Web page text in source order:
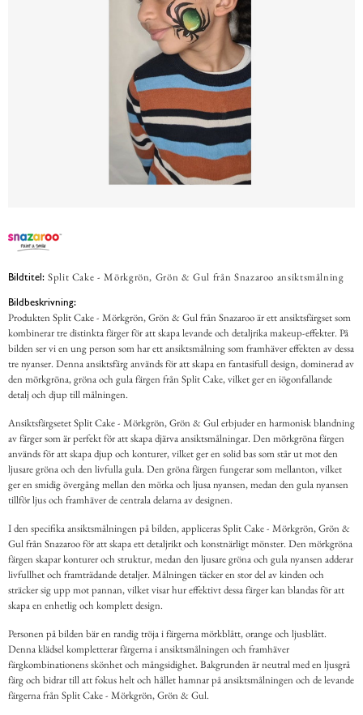
Bildtitel: Split Cake - Mörkgrön, Grön & Gul från Snazaroo ansiktsmålning
Bildbeskrivning:
Produkten Split Cake - Mörkgrön, Grön & Gul från Snazaroo är ett ansiktsfärgset som
kombinerar tre distinkta färger för att skapa levande och detaljrika makeup-effekter. På
bilden ser vi en ung person som har ett ansiktsmålning som framhäver effekten av dessa
tre nyanser. Denna ansiktsfärg används för att skapa en fantasifull design, dominerad av
den mörkgröna, gröna och gula färgen från Split Cake, vilket ger en iögonfallande
detalj och djup till målningen.
Ansiktsfärgsetet Split Cake - Mörkgrön, Grön & Gul erbjuder en harmonisk blandning
av färger som är perfekt för att skapa djärva ansiktsmålningar. Den mörkgröna färgen
används för att skapa djup och konturer, vilket ger en solid bas som står ut mot den
ljusare gröna och den livfulla gula. Den gröna färgen fungerar som mellanton, vilket
ger en smidig övergång mellan den mörka och ljusa nyansen, medan den gula nyansen
tillför ljus och framhäver de centrala delarna av designen.
I den specifika ansiktsmålningen på bilden, appliceras Split Cake - Mörkgrön, Grön &
Gul från Snazaroo för att skapa ett detaljrikt och konstnärligt mönster. Den mörkgröna
färgen skapar konturer och struktur, medan den ljusare gröna och gula nyansen adderar
livfullhet och framträdande detaljer. Målningen täcker en stor del av kinden och
sträcker sig upp mot pannan, vilket visar hur effektivt dessa färger kan blandas för att
skapa en enhetlig och komplett design.
Personen på bilden bär en randig tröja i färgerna mörkblått, orange och ljusblått.
Denna klädsel kompletterar färgerna i ansiktsmålningen och framhäver
färgkombinationens skönhet och mångsidighet. Bakgrunden är neutral med en ljusgrå
färg och bidrar till att fokus helt och hållet hamnar på ansiktsmålningen och de levande
färgerna från Split Cake - Mörkgrön, Grön & Gul.